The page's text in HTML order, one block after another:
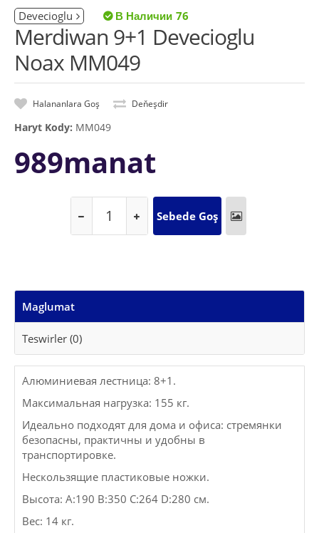
Devecioglu 76
Merdiwan 9+1 Devecioglu
Noax MM049
Halananlara Goş Deňeşdir
Haryt Kody: MM049
989manat
Maglumat
Teswirler (0)
Алюминиевая лестница: 8+1.
Максимальная нагрузка: 155 кг.
Идеально подходят для дома и офиса: стремянки
безопасны, практичны и удобны в
транспортировке.
Нескользящие пластиковые ножки.
Высота: A:190 B:350 C:264 D:280 см.
Вес: 14 кг.